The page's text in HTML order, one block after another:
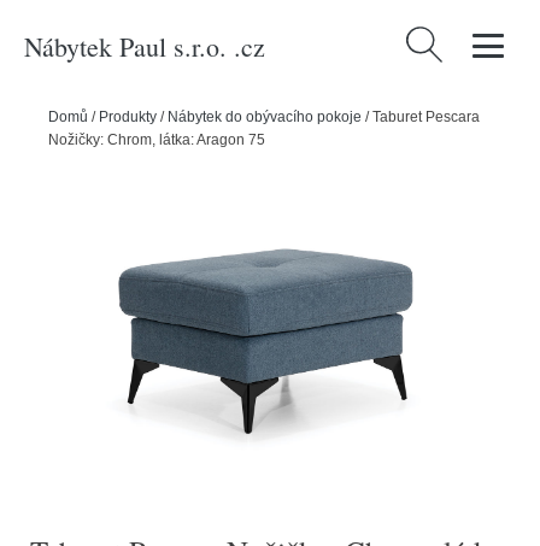
Nábytek Paul s.r.o. .cz Vyhledávání
Domů / Produkty / Nábytek do obývacího pokoje /Taburet Pescara
Nožičky: Chrom, látka: Aragon 75